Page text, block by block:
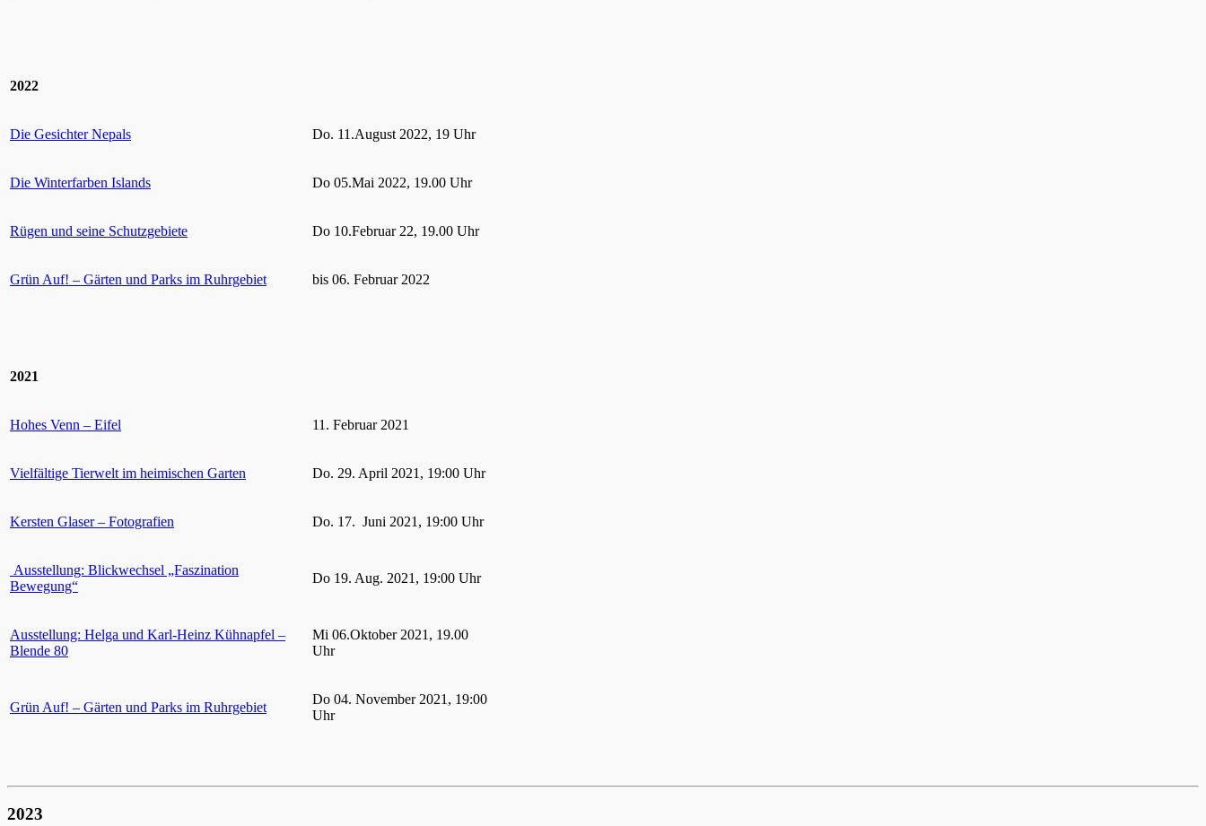
2022
Die Gesichter Nepals Do. 11.August 2022, 19 Uhr
Die Winterfarben Islands Do 05.Mai 2022, 19.00 Uhr
Rügen und seine Schutzgebiete Do 10.Februar 22, 19.00 Uhr
Grün Auf! – Gärten und Parks im Ruhrgebiet bis 06. Februar 2022
2021
Hohes Venn – Eifel 11. Februar 2021
Vielfältige Tierwelt im heimischen Garten Do. 29. April 2021, 19:00 Uhr
Kersten Glaser – Fotografien Do. 17. Juni 2021, 19:00 Uhr
Ausstellung: Blickwechsel „Faszination
Bewegung“
Do 19. Aug. 2021, 19:00 Uhr
Ausstellung: Helga und Karl-Heinz Kühnapfel –
Blende 80
Mi 06.Oktober 2021, 19.00
Uhr
Grün Auf! – Gärten und Parks im Ruhrgebiet
Do 04. November 2021, 19:00
Uhr
2023